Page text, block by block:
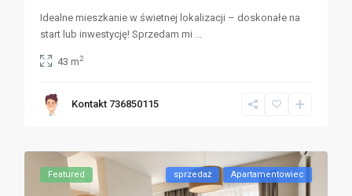
Idealne mieszkanie w świetnej lokalizacji – doskonałe na
start lub inwestycję! Sprzedam mi ...
43 m2
Kontakt 736850115
Featured sprzedaż Apartamentowiec